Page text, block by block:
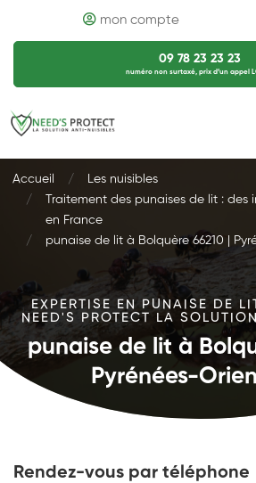
mon compte
09 78 23 23 23
numéro non surtaxé, prix d’un appel
Accueil
Les nuisibles
Traitement des punaises de lit :
en France
punaise de lit à Bolquère 66210 |
EXPERTISE EN PUNAISE DE
NEED'S PROTECT LA
punaise de lit à
Pyrénées-
Rendez-vous par téléphone